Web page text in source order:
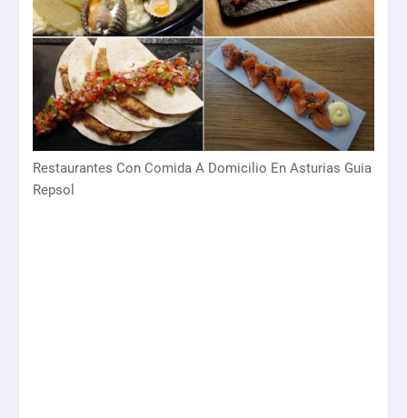
Restaurantes Con Comida A Domicilio En Asturias Guia
Repsol